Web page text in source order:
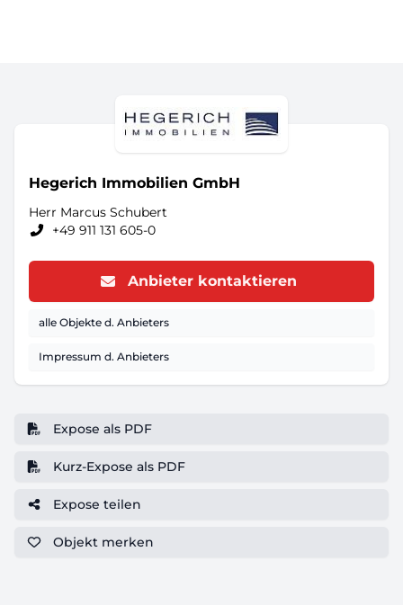
Hegerich Immobilien GmbH
Herr Marcus Schubert
+49 911 131 605-0
Anbieter kontaktieren
alle Objekte d. Anbieters
Impressum d. Anbieters
Expose als PDF
Kurz-Expose als PDF
Expose teilen
Objekt merken